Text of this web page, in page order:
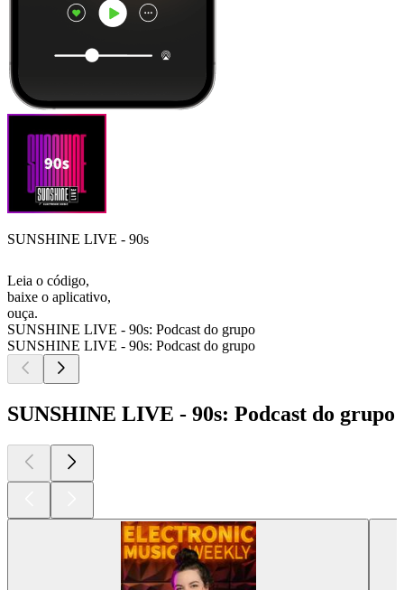
SUNSHINE LIVE - 90s
Leia o código,
baixe o aplicativo,
ouça.
SUNSHINE LIVE - 90s: Podcast do grupo
SUNSHINE LIVE - 90s: Podcast do grupo
SUNSHINE LIVE - 90s: Podcast do grupo